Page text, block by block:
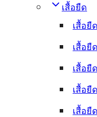
เสื้อยืด
เสื้อยื
เสื้อยื
เสื้อยื
เสื้อยื
เสื้อยื